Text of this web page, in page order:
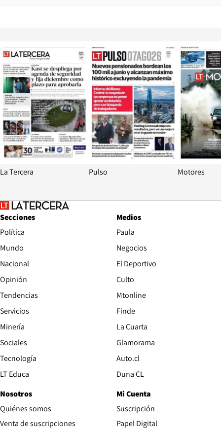
Opens in new window
La Tercera
Opens in
Pulso Motores
Secciones
Política
Mundo
Nacional
Opinión
Tendencias
Servicios
Minería
Sociales
Tecnología
LT Educa
Medios
Paula
Negocios
El Deportivo
Culto
Mtonline
Finde
La Cuarta
Glamorama
Auto.cl
Duna CL
Nosotros
Quiénes somos
Venta de suscripciones
Mi Cuenta
Suscripción
Papel Digital